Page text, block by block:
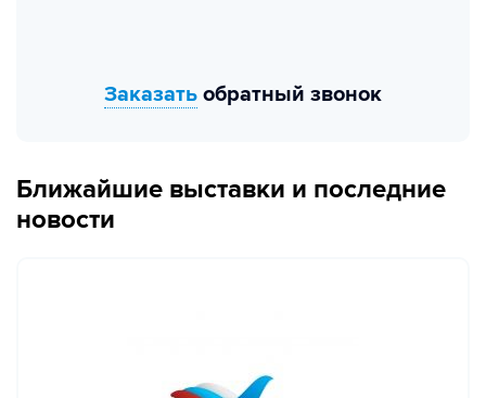
Заказать обратный звонок
Ближайшие выставки и последние
новости